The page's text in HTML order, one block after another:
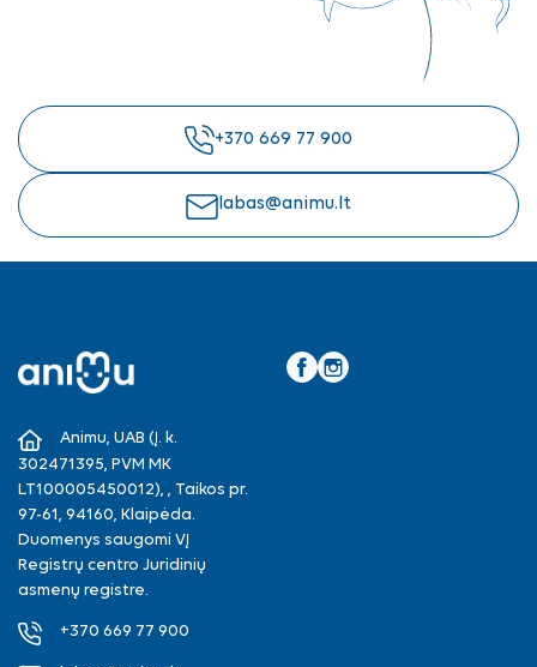
+370 669 77 900
labas@animu.lt
Animu, UAB (Į. k.
302471395, PVM MK
LT100005450012), , Taikos pr.
97-61, 94160, Klaipėda.
Duomenys saugomi VĮ
Registrų centro Juridinių
asmenų registre.
+370 669 77 900